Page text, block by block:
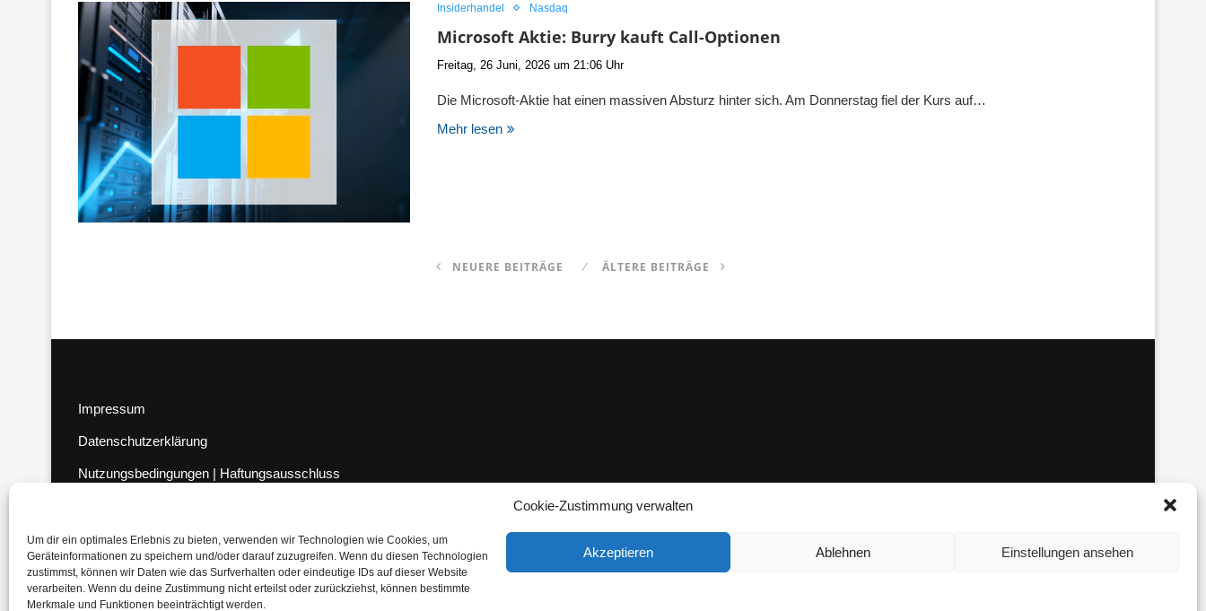
Cookie-Zustimmung verwalten
Um dir ein optimales Erlebnis zu bieten, verwenden wir Technologien wie Cookies, um
Geräteinformationen zu speichern und/oder darauf zuzugreifen. Wenn du diesen Technologien
zustimmst, können wir Daten wie das Surfverhalten oder eindeutige IDs auf dieser Website
verarbeiten. Wenn du deine Zustimmung nicht erteilst oder zurückziehst, können bestimmte
Merkmale und Funktionen beeinträchtigt werden.
Akzeptieren Ablehnen Einstellungen ansehen
Insiderhandel Nasdaq
Microsoft Aktie: Burry kauft Call-Optionen
Freitag, 26 Juni, 2026 um 21:06 Uhr
Die Microsoft-Aktie hat einen massiven Absturz hinter sich. Am Donnerstag fiel der Kurs auf…
Mehr lesen
NEUERE BEITRÄGE ÄLTERE BEITRÄGE
Impressum
Datenschutzerklärung
Nutzungsbedingungen | Haftungsausschluss
Compliance Regeln|AGB
Abo kündigen
Venezuela Anleihen